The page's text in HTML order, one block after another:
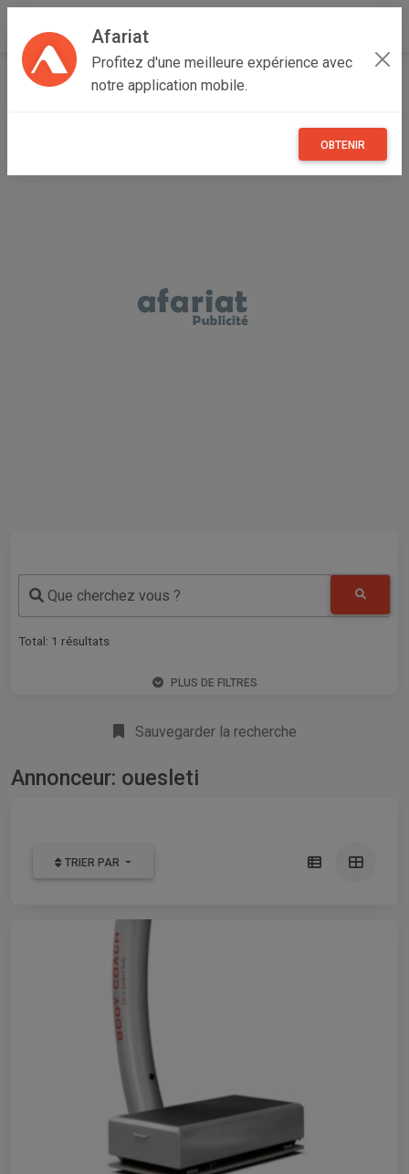
Afariat
Profitez d'une meilleure expérience avec
notre application mobile.
OBTENIR
Accueil Annonceur ouesleti
Que cherchez vous ?
Total: 1 résultats
PLUS DE FILTRES
Sauvegarder la recherche
Annonceur: ouesleti
TRIER PAR